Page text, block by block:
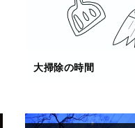
大掃除の時間